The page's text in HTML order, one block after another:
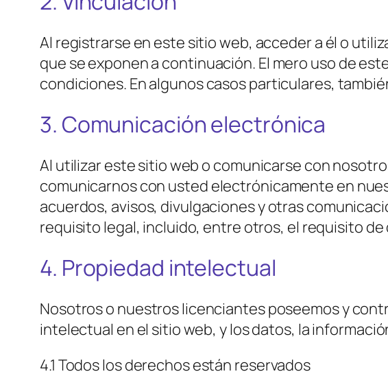
Al registrarse en este sitio web, acceder a él o
que se exponen a continuación. El mero uso de
condiciones. En algunos casos particulares,
3. Comunicación electrónica
Al utilizar este sitio web o comunicarse con
comunicarnos con usted electrónicamente en
acuerdos, avisos, divulgaciones y otras
requisito legal, incluido, entre otros, el requisito
4. Propiedad intelectual
Nosotros o nuestros licenciantes poseemos y
intelectual en el sitio web, y los datos, la
4.1 Todos los derechos están reservados